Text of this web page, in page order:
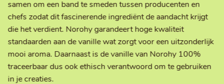
samen om een band te smeden tussen producenten en
chefs zodat dit fascinerende ingrediënt de aandacht krijgt
die het verdient. Norohy garandeert hoge kwaliteit
standaarden aan de vanille wat zorgt voor een uitzonderlijk
mooi aroma. Daarnaast is de vanille van Norohy 100%
traceerbaar dus ook ethisch verantwoord om te gebruiken
in je creaties.